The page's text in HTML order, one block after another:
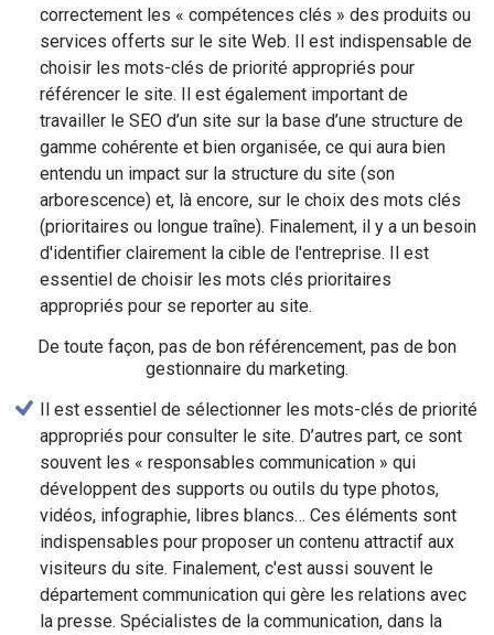
correctement les « compétences clés » des produits ou
services offerts sur le site Web. Il est indispensable de
choisir les mots-clés de priorité appropriés pour
référencer le site. Il est également important de
travailler le SEO d’un site sur la base d’une structure de
gamme cohérente et bien organisée, ce qui aura bien
entendu un impact sur la structure du site (son
arborescence) et, là encore, sur le choix des mots clés
(prioritaires ou longue traîne). Finalement, il y a un besoin
d'identifier clairement la cible de l'entreprise. Il est
essentiel de choisir les mots clés prioritaires
appropriés pour se reporter au site.
De toute façon, pas de bon référencement, pas de bon
gestionnaire du marketing.
Il est essentiel de sélectionner les mots-clés de priorité
appropriés pour consulter le site. D’autres part, ce sont
souvent les « responsables communication » qui
développent des supports ou outils du type photos,
vidéos, infographie, libres blancs… Ces éléments sont
indispensables pour proposer un contenu attractif aux
visiteurs du site. Finalement, c'est aussi souvent le
département communication qui gère les relations avec
la presse. Spécialistes de la communication, dans la